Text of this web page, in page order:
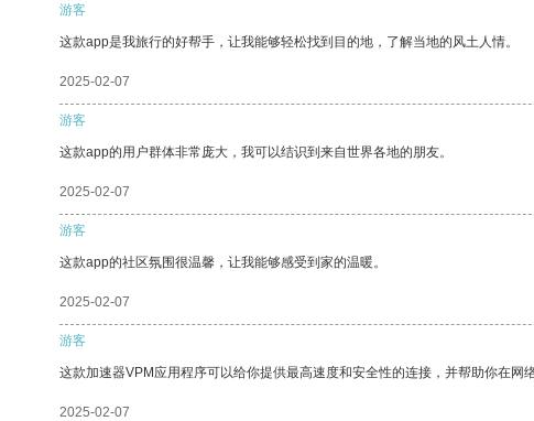
游客
这款app是我旅行的好帮手，让我能够轻松找到目的地，了解当地的风土人情。
2025-02-07
游客
这款app的用户群体非常庞大，我可以结识到来自世界各地的朋友。
2025-02-07
游客
这款app的社区氛围很温馨，让我能够感受到家的温暖。
2025-02-07
游客
这款加速器VPM应用程序可以给你提供最高速度和安全性的连接，并帮助你在网
2025-02-07